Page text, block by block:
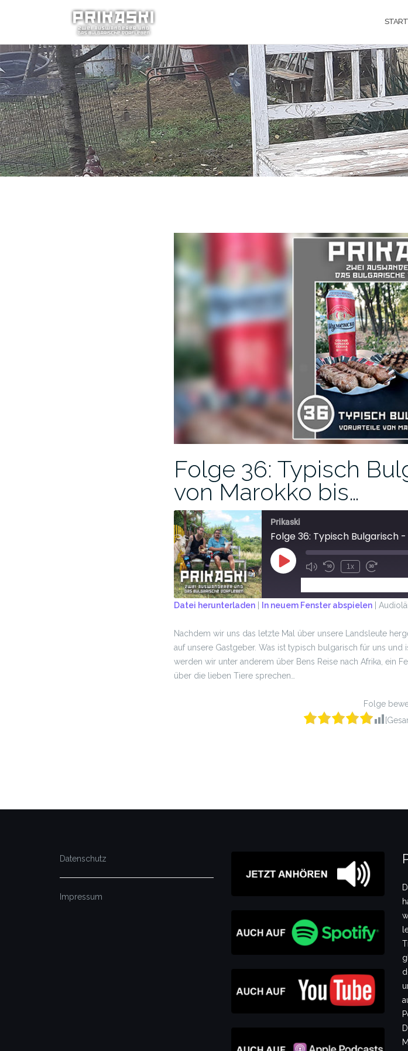
Folge 36: Typisch
von Marokko bis…
Prikaski
Folge 36: Typisch Bulgarisch
1x
RSS FEED
LINK
EMBED
Datei herunterladen | In neuem Fenster abspielen |
Nachdem wir uns das letzte Mal über unsere Landsleute
auf unsere Gastgeber. Was ist typisch bulgarisch für uns
werden wir unter anderem über Bens Reise nach Afrika, ein
über die lieben Tiere sprechen…
Folge
Datenschutz
Impressum